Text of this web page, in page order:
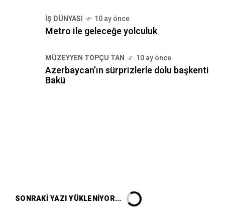
İŞ DÜNYASI 10 ay önce
Metro ile geleceğe yolculuk
MÜZEYYEN TOPÇU TAN 10 ay önce
Azerbaycan’ın sürprizlerle dolu başkenti
Bakü
SONRAKI YAZI YÜKLENIYOR...